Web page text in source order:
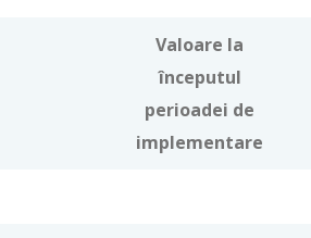
Valoare la
începutul
perioadei de
implementare